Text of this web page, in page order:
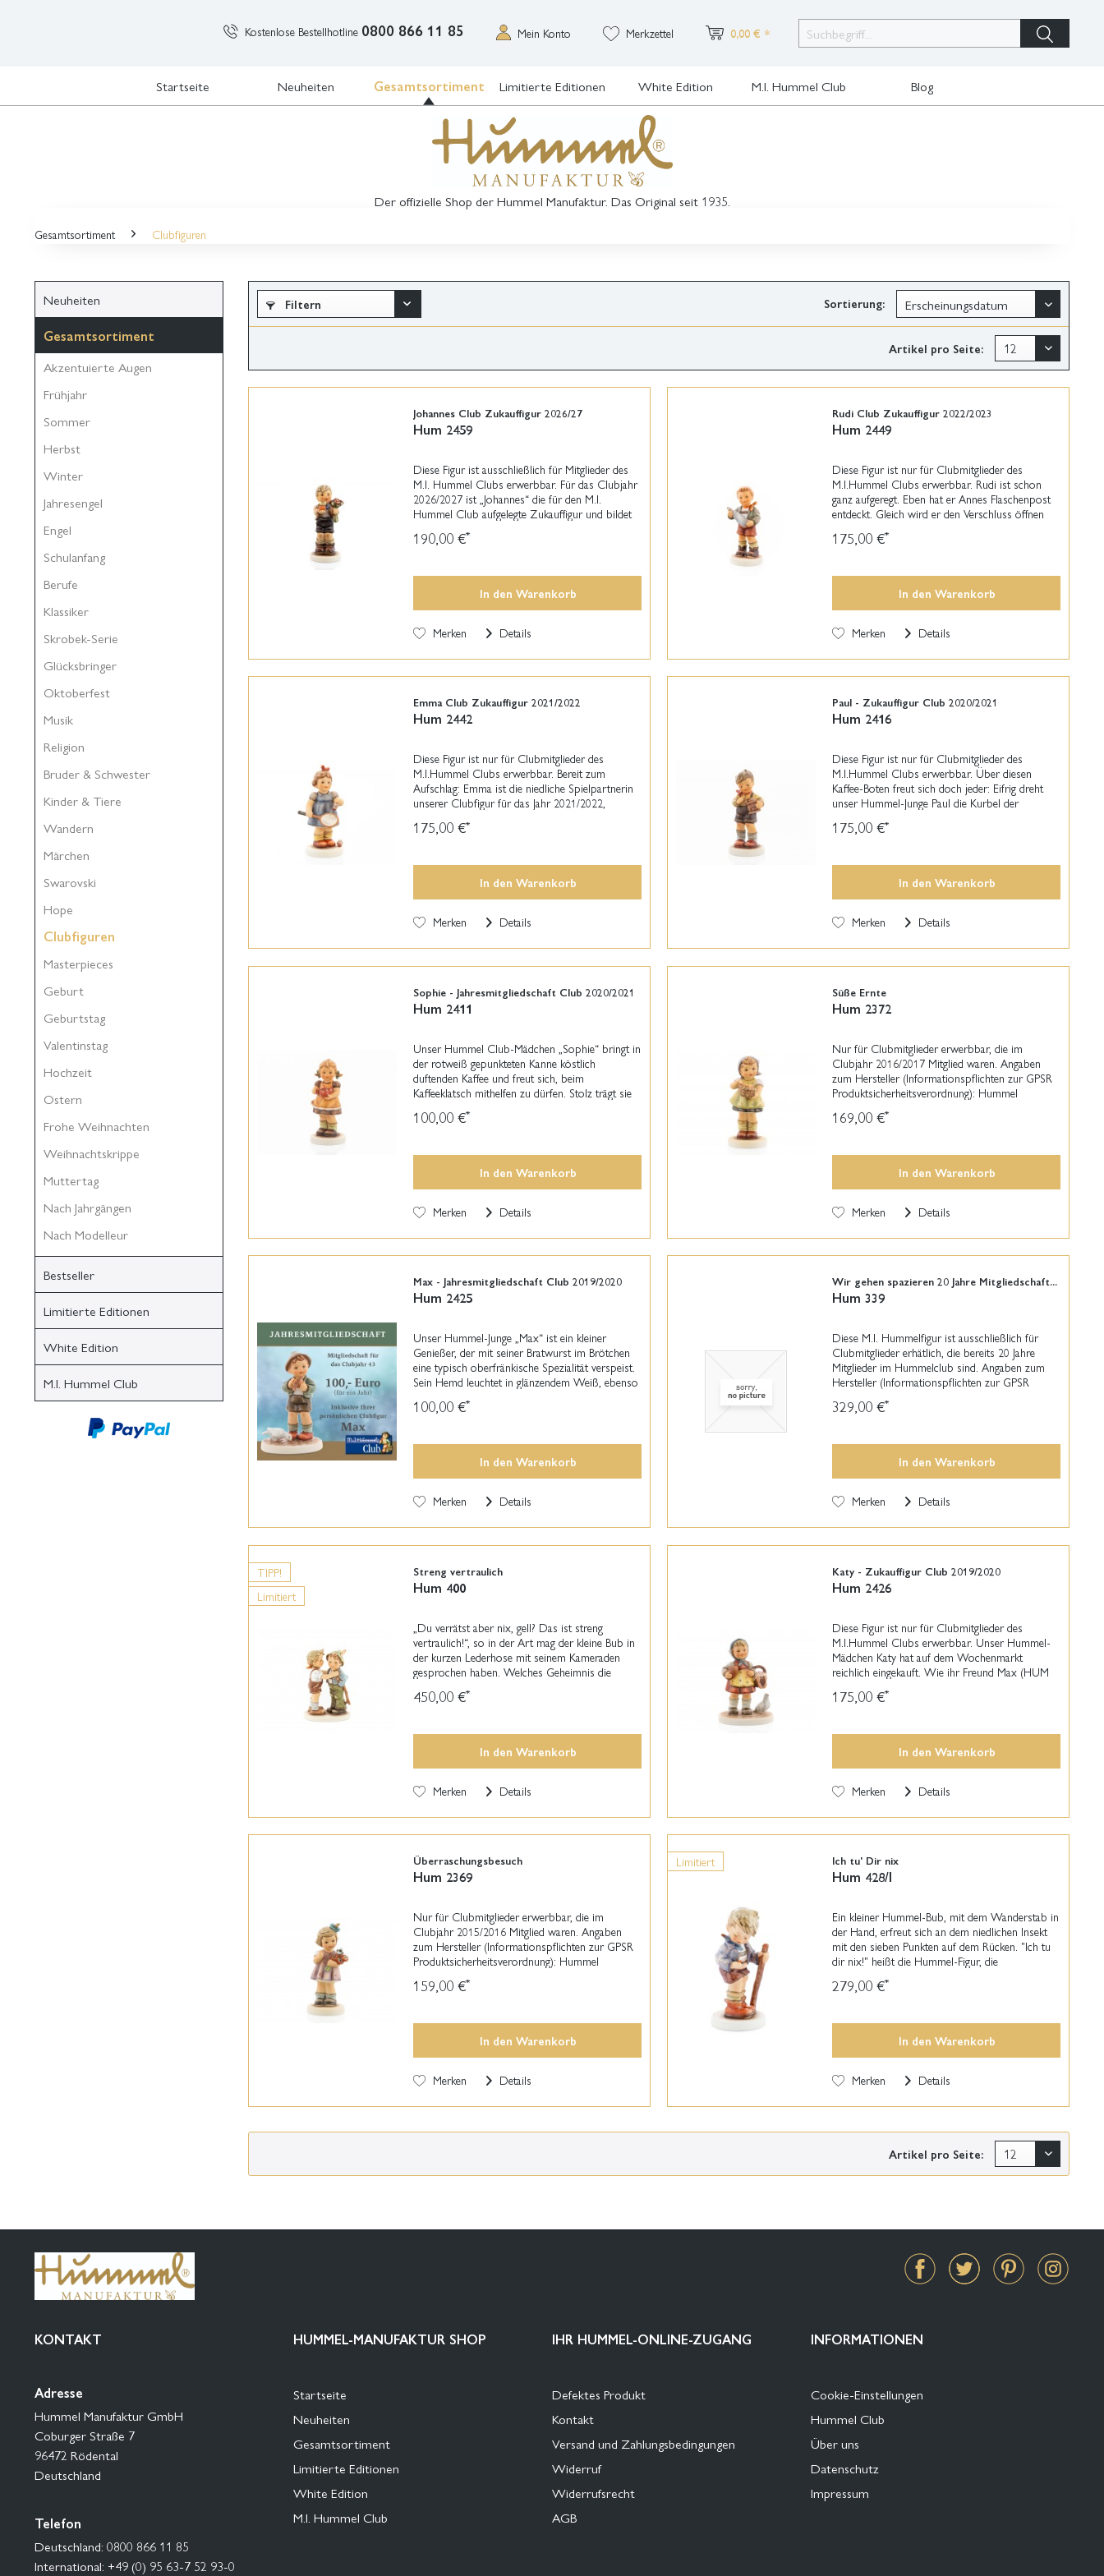
Kostenlose Bestellhotline 0800 866 11 85 Mein Konto Merkzettel 0,00 € *
Startseite Neuheiten Gesamtsortiment Limitierte Editionen White Edition M.I. Hummel Club Blog
Der offizielle Shop der Hummel Manufaktur. Das Original seit 1935.
Gesamtsortiment Clubfiguren
Neuheiten
Gesamtsortiment
Akzentuierte Augen
Frühjahr
Sommer
Herbst
Winter
Jahresengel
Engel
Schulanfang
Berufe
Klassiker
Skrobek-Serie
Glücksbringer
Oktoberfest
Musik
Religion
Bruder & Schwester
Kinder & Tiere
Wandern
Märchen
Swarovski
Hope
Clubfiguren
Masterpieces
Geburt
Geburtstag
Valentinstag
Hochzeit
Ostern
Frohe Weihnachten
Weihnachtskrippe
Muttertag
Nach Jahrgängen
Nach Modelleur
Bestseller
Limitierte Editionen
White Edition
M.I. Hummel Club
Filtern Sortierung:
Artikel pro Seite:
Johannes Club Zukauffigur 2026/27
Hum 2459
Diese Figur ist ausschließlich für Mitglieder des
M.I. Hummel Clubs erwerbbar. Für das Clubjahr
2026/2027 ist „Johannes“ die für den M.I.
Hummel Club aufgelegte Zukauffigur und bildet
zusammen mit unserer Clubfigur „Lena“ ein
niedliches...
190,00 €*
In den Warenkorb
Merken Details
Rudi Club Zukauffigur 2022/2023
Hum 2449
Diese Figur ist nur für Clubmitglieder des
M.I.Hummel Clubs erwerbbar. Rudi ist schon
ganz aufgeregt. Eben hat er Annes Flaschenpost
entdeckt. Gleich wird er den Verschluss öffnen
und den kleinen Brief vorsichtig herausholen.
Lässt sich...
175,00 €*
In den Warenkorb
Merken Details
Emma Club Zukauffigur 2021/2022
Hum 2442
Diese Figur ist nur für Clubmitglieder des
M.I.Hummel Clubs erwerbbar. Bereit zum
Aufschlag: Emma ist die niedliche Spielpartnerin
unserer Clubfigur für das Jahr 2021/2022,
Auge gefasst. Wie...
175,00 €*
In den Warenkorb
Merken Details
Paul - Zukauffigur Club 2020/2021
Hum 2416
Diese Figur ist nur für Clubmitglieder des
M.I.Hummel Clubs erwerbbar. Über diesen
Kaffee-Boten freut sich doch jeder: Eifrig dreht
unser Hummel-Junge Paul die Kurbel der
Haushalt zu finden war....
175,00 €*
In den Warenkorb
Merken Details
Sophie - Jahresmitgliedschaft Club 2020/2021
Hum 2411
Unser Hummel Club-Mädchen „Sophie“ bringt in
der rotweiß gepunkteten Kanne köstlich
duftenden Kaffee und freut sich, beim
Kaffeeklatsch mithelfen zu dürfen. Stolz trägt sie
wunderbare Aroma des...
100,00 €*
In den Warenkorb
Merken Details
Süße Ernte
Hum 2372
Nur für Clubmitglieder erwerbbar, die im
Clubjahr 2016/2017 Mitglied waren. Angaben
zum Hersteller (Informationspflichten zur GPSR
Produktsicherheitsverordnung): Hummel
Rödental +49 (0) 800 866 11...
169,00 €*
In den Warenkorb
Merken Details
Max - Jahresmitgliedschaft Club 2019/2020
Hum 2425
Unser Hummel-Junge „Max“ ist ein kleiner
Genießer, der mit seiner Bratwurst im Brötchen
eine typisch oberfränkische Spezialität verspeist.
Sein Hemd leuchtet in glänzendem Weiß, ebenso
wie die Taube zu seinen Füßen, die einige
Krümel...
100,00 €*
In den Warenkorb
Merken Details
Wir gehen spazieren 20 Jahre Mitgliedschaft...
Hum 339
Diese M.I. Hummelfigur ist ausschließlich für
Clubmitglieder erhätlich, die bereits 20 Jahre
Mitglieder im Hummelclub sind. Angaben zum
Hersteller (Informationspflichten zur GPSR
Produktsicherheitsverordnung): Hummel
Manufaktur GmbH...
329,00 €*
In den Warenkorb
Merken Details
TIPP!
Limitiert
Streng vertraulich
Hum 400
„Du verrätst aber nix, gell? Das ist streng
vertraulich!“, so in der Art mag der kleine Bub in
der kurzen Lederhose mit seinem Kameraden
gesprochen haben. Welches Geheimnis die
ausgeheckt haben?...
450,00 €*
In den Warenkorb
Merken Details
Katy - Zukauffigur Club 2019/2020
Hum 2426
Diese Figur ist nur für Clubmitglieder des
M.I.Hummel Clubs erwerbbar. Unser Hummel-
Mädchen Katy hat auf dem Wochenmarkt
reichlich eingekauft. Wie ihr Freund Max (HUM
Würstchen. Begleitet...
175,00 €*
In den Warenkorb
Merken Details
Überraschungsbesuch
Hum 2369
Nur für Clubmitglieder erwerbbar, die im
Clubjahr 2015/2016 Mitglied waren. Angaben
zum Hersteller (Informationspflichten zur GPSR
Produktsicherheitsverordnung): Hummel
Rödental +49 (0) 800 866 11...
159,00 €*
In den Warenkorb
Merken Details
Limitiert Ich tu' Dir nix
Hum 428/I
Ein kleiner Hummel-Bub, mit dem Wanderstab in
der Hand, erfreut sich an dem niedlichen Insekt
mit den sieben Punkten auf dem Rücken. "Ich tu
dir nix!" heißt die Hummel-Figur, die
erstmalig...
279,00 €*
In den Warenkorb
Merken Details
Artikel pro Seite:
KONTAKT
Adresse
Hummel Manufaktur GmbH
Coburger Straße 7
96472 Rödental
Deutschland
Telefon
Deutschland: 0800 866 11 85
International: +49 (0) 95 63-7 52 93-0
HUMMEL-MANUFAKTUR SHOP
Startseite
Neuheiten
Gesamtsortiment
Limitierte Editionen
White Edition
M.I. Hummel Club
IHR HUMMEL-ONLINE-ZUGANG
Defektes Produkt
Kontakt
Versand und Zahlungsbedingungen
Widerruf
Widerrufsrecht
AGB
INFORMATIONEN
Cookie-Einstellungen
Hummel Club
Über uns
Datenschutz
Impressum